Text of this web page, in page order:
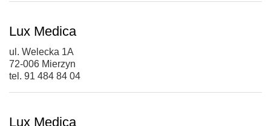
Lux Medica
ul. Welecka 1A
72-006 Mierzyn
tel. 91 484 84 04
Lux Medica